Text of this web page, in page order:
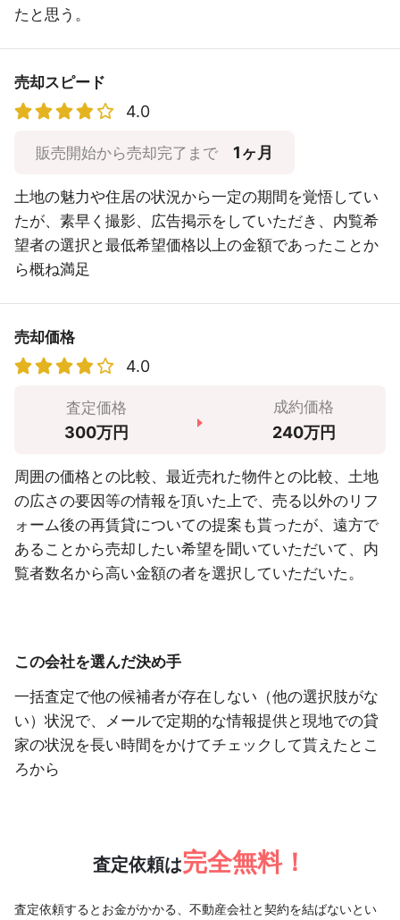
たと思う。
売却スピード
4.0
販売開始から売却完了まで 1ヶ月
土地の魅力や住居の状況から一定の期間を覚悟してい
たが、素早く撮影、広告掲示をしていただき、内覧希
望者の選択と最低希望価格以上の金額であったことか
ら概ね満足
売却価格
4.0
査定価格
300万円
成約価格
240万円
周囲の価格との比較、最近売れた物件との比較、土地
の広さの要因等の情報を頂いた上で、売る以外のリフ
ォーム後の再賃貸についての提案も貰ったが、遠方で
あることから売却したい希望を聞いていただいて、内
覧者数名から高い金額の者を選択していただいた。
この会社を選んだ決め手
一括査定で他の候補者が存在しない（他の選択肢がな
い）状況で、メールで定期的な情報提供と現地での貸
家の状況を長い時間をかけてチェックして貰えたとこ
ろから
査定依頼は完全無料！
査定依頼するとお金がかかる、不動産会社と契約を結ばないとい